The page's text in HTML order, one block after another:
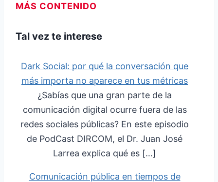
MÁS CONTENIDO
Tal vez te interese
Dark Social: por qué la conversación que
más importa no aparece en tus métricas
¿Sabías que una gran parte de la
comunicación digital ocurre fuera de las
redes sociales públicas? En este episodio
de PodCast DIRCOM, el Dr. Juan José
Larrea explica qué es […]
Comunicación pública en tiempos de